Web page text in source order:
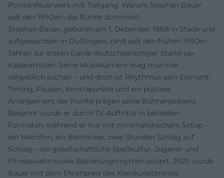
Pointenfeuerwerk mit Tiefgang: Warum Stephan Bauer
seit den 1990ern die Bühne dominiert
Stephan Bauer, geboren am 1. Dezember 1968 in Stade und
aufgewachsen in Dußlingen, zählt seit den frühen 1990er-
Jahren zur ersten Garde deutschsprachiger Stand-up-
Kabarettisten. Seine Musikkarriere mag man hier
vergeblich suchen – und doch ist Rhythmus sein Element:
Timing, Pausen, Kontrapunkte und ein präzises
Arrangement der Pointe prägen seine Bühnenpräsenz.
Bekannt wurde er durch TV-Auftritte in beliebten
Formaten, während er live mit minimalistischem Setup –
ein Mikrofon, ein Barhocker, zwei Stunden Schlag auf
Schlag – die gesellschaftliche Spaßkultur, Jugend- und
Fitnesswahn sowie Beziehungsmythen seziert. 2025 wurde
Bauer mit dem Ehrenpreis des Kleinkunstpreises